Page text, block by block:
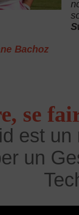
Bachoz
se
est
un